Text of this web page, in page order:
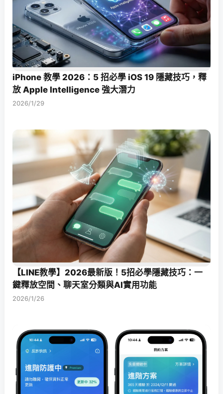
iPhone 教學 2026：5 招必學 iOS 19 隱藏技巧，釋
放 Apple Intelligence 強大潛力
2026/1/29
【LINE教學】2026最新版！5招必學隱藏技巧：一
鍵釋放空間、聊天室分類與AI實用功能
2026/1/26